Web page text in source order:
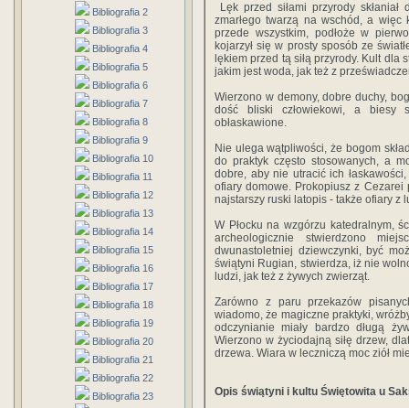
Bibliografia 2
Bibliografia 3
Bibliografia 4
Bibliografia 5
Bibliografia 6
Bibliografia 7
Bibliografia 8
Bibliografia 9
Bibliografia 10
Bibliografia 11
Bibliografia 12
Bibliografia 13
Bibliografia 14
Bibliografia 15
Bibliografia 16
Bibliografia 17
Bibliografia 18
Bibliografia 19
Bibliografia 20
Bibliografia 21
Bibliografia 22
Bibliografia 23
Lęk przed siłami przyrody
zmarłego twarzą na wschód, a więc
przede wszystkim, podłoże w
kojarzył się w prosty sposób ze
lękiem przed tą siłą przyrody. Kult dla
jakim jest woda, jak też z
Wierzono w demony, dobre duchy,
dość bliski człowiekowi, a biesy
obłaskawione.
Nie ulega wątpliwości, że bogom
do praktyk często stosowanych, a
dobre, aby nie utracić ich
ofiary domowe. Prokopiusz z Cezarei
najstarszy ruski latopis - także ofiary z
W Płocku na wzgórzu katedralnym,
archeologicznie stwierdzono
dwunastoletniej dziewczynki, być
świątyni Rugian, stwierdza, iż nie
ludzi, jak też z żywych zwierząt.
Zarówno z paru przekazów
wiadomo, że magiczne praktyki,
odczynianie miały bardzo długą
Wierzono w życiodajną siłę drzew,
drzewa. Wiara w leczniczą moc ziół
Opis świątyni i kultu Świętowita u